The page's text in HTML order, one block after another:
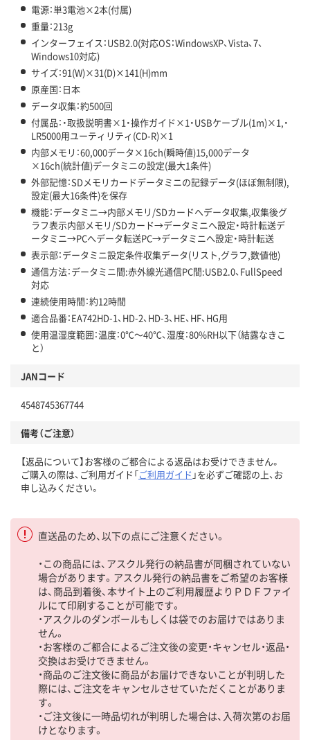
電源：単3電池×2本(付属)
重量：213g
インターフェイス：USB2.0(対応OS：WindowsXP、Vista、7、
Windows10対応)
サイズ：91(W)×31(D)×141(H)mm
原産国：日本
データ収集：約500回
付属品：・取扱説明書×1・操作ガイド×1・USBケーブル(1m)×1,・
LR5000用ユーティリティ(CD-R)×1
内部メモリ：60,000データ×16ch(瞬時値)15,000データ
×16ch(統計値)データミニの設定(最大1条件)
外部記憶：SDメモリカードデータミニの記録データ(ほぼ無制限),
設定(最大16条件)を保存
機能：データミニ→内部メモリ/SDカードへデータ収集,収集後グ
ラフ表示内部メモリ/SDカード→データミニへ設定・時計転送デ
ータミニ→PCへデータ転送PC→データミニへ設定・時計転送
表示部：データミニ設定条件収集データ(リスト,グラフ,数値他)
通信方法：データミニ間:赤外線光通信PC間:USB2.0、FullSpeed
対応
連続使用時間：約12時間
適合品番：EA742HD-1、HD-2、HD-3、HE、HF、HG用
使用温湿度範囲：温度：0℃～40℃、湿度：80%RH以下（結露なきこ
と）
JANコード
4548745367744
備考（ご注意）
【返品について】お客様のご都合による返品はお受けできません。
ご購入の際は、ご利用ガイド「ご利用ガイド 」を必ずご確認の上、お
申し込みください。
直送品のため、以下の点にご注意ください。
・この商品には、アスクル発行の納品書が同梱されていない
場合があります。アスクル発行の納品書をご希望のお客様
は、商品到着後、本サイト上のご利用履歴よりＰＤＦファイ
ルにて印刷することが可能です。
・アスクルのダンボールもしくは袋でのお届けではありま
せん。
・お客様のご都合によるご注文後の変更・キャンセル・返品・
交換はお受けできません。
・商品のご注文後に商品がお届けできないことが判明した
際には、ご注文をキャンセルさせていただくことがありま
す。
・ご注文後に一時品切れが判明した場合は、入荷次第のお届
けとなります。